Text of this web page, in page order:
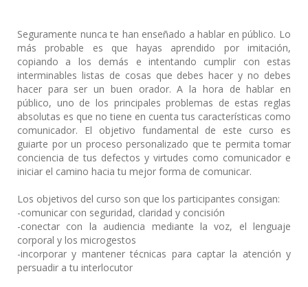
Seguramente nunca te han enseñado a hablar en público. Lo
más probable es que hayas aprendido por imitación,
copiando a los demás e intentando cumplir con estas
interminables listas de cosas que debes hacer y no debes
hacer para ser un buen orador. A la hora de hablar en
público, uno de los principales problemas de estas reglas
absolutas es que no tiene en cuenta tus características como
comunicador. El objetivo fundamental de este curso es
guiarte por un proceso personalizado que te permita tomar
conciencia de tus defectos y virtudes como comunicador e
iniciar el camino hacia tu mejor forma de comunicar.
Los objetivos del curso son que los participantes consigan:
-comunicar con seguridad, claridad y concisión
-conectar con la audiencia mediante la voz, el lenguaje
corporal y los microgestos
-incorporar y mantener técnicas para captar la atención y
persuadir a tu interlocutor